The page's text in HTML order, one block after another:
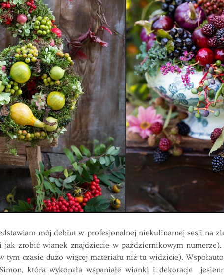
mój debiut w profesjonalnej niekulinarnej sesji na
jak zrobić wianek znajdziecie w październikowym
tym czasie dużo więcej materiału niż tu widzicie).
która wykonała wspaniałe wianki i dekoracje